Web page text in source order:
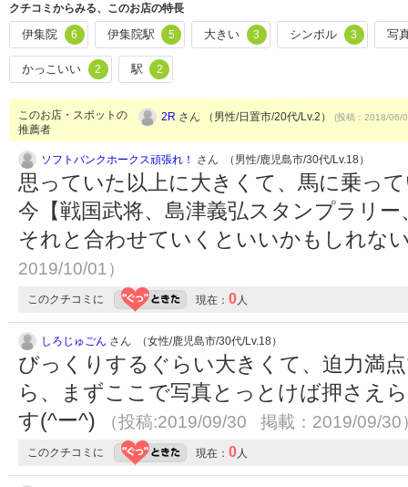
クチコミからみる、このお店の特長
伊集院 6 伊集院駅 5 大きい 3 シンボル 3 写
かっこいい 2 駅 2
このお店・スポットの
推薦者
2R さん （男性/日置市/20代/Lv.2） (投稿：2018/06/
ソフトバンクホークス頑張れ！ さん （男性/鹿児島市/30代/Lv.18）
思っていた以上に大きくて、馬に乗っ
今【戦国武将、島津義弘スタンプラリ
それと合わせていくといいかもしれな
2019/10/01）
このクチコミに 現在： 0人
しろじゅごん さん （女性/鹿児島市/30代/Lv.18）
びっくりするぐらい大きくて、迫力満
ら、まずここで写真とっとけば押さえ
す(^ー^)
（投稿:2019/09/30 掲載：2019/09/30
このクチコミに 現在： 0人